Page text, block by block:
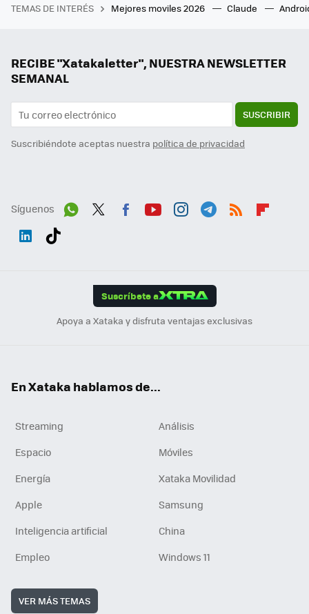
TEMAS DE INTERÉS Mejores moviles 2026 Claude
RECIBE "Xatakaletter", NUESTRA NEWSLETTER
SEMANAL
SUSCRIBIR
Suscribiéndote aceptas nuestra política de privacidad
Síguenos
Suscríbete a
Apoya a Xataka y disfruta ventajas exclusivas
En Xataka hablamos de...
Streaming
Análisis
Espacio
Móviles
Energía
Xataka Movilidad
Apple
Samsung
Inteligencia artificial
China
Empleo
Windows 11
VER MÁS TEMAS